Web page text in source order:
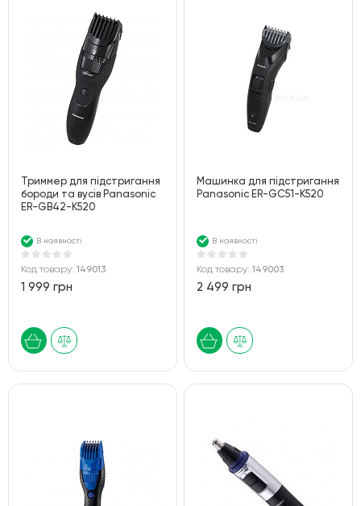
Триммер для підстригання
бороди та вусів Panasonic
ER-GB42-K520
В наявності
Код товару: 149013
1 999 грн
Машинка для підстригання
Panasonic ER-GC51-K520
В наявності
Код товару:149003
2 499 грн